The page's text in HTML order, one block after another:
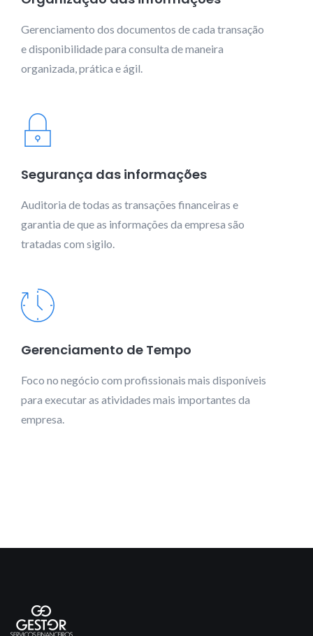
Gerenciamento dos documentos de cada transação
e disponibilidade para consulta de maneira
organizada, prática e ágil.
Segurança das informações
Auditoria de todas as transações financeiras e
garantia de que as informações da empresa são
tratadas com sigilo.
Gerenciamento de Tempo
Foco no negócio com profissionais mais disponíveis
para executar as atividades mais importantes da
empresa.